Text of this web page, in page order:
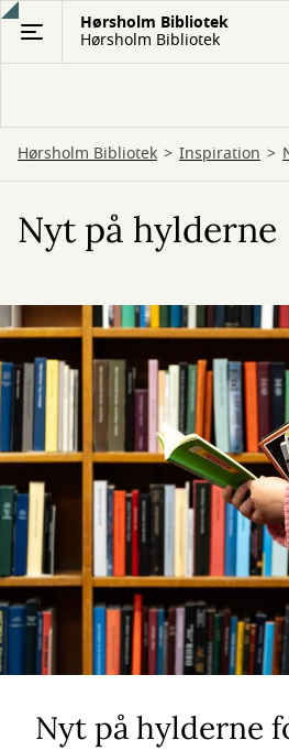
Gå
hovedindhold
Hørsholm Bibliotek
Hørsholm Bibliotek
Hørsholm Bibliotek Inspiration
Nyt på hylderne
Nyt på hylderne